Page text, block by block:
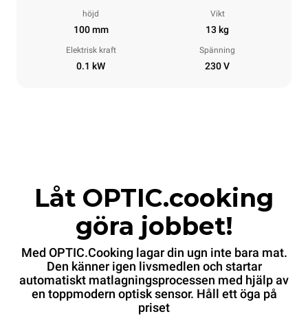
höjd
100 mm
Vikt
13 kg
Elektrisk kraft
0.1 kW
Spänning
230 V
Låt OPTIC.cooking
göra jobbet!
Med OPTIC.Cooking lagar din ugn inte bara mat.
Den känner igen livsmedlen och startar
automatiskt matlagningsprocessen med hjälp av
en toppmodern optisk sensor. Håll ett öga på
priset